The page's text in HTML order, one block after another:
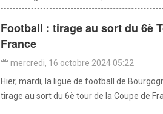
Football : tirage au sort du 6è
France
mercredi, 16 octobre 2024 05:22
Hier, mardi, la ligue de football de
tirage au sort du 6è tour de la Coupe de